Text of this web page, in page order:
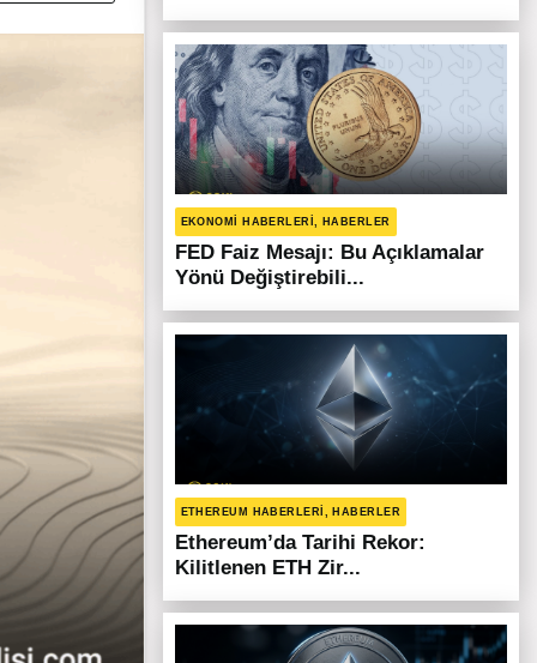
EKONOMI HABERLERI, HABERLER
FED Faiz Mesajı: Bu Açıklamalar
Yönü Değiştirebili...
ETHEREUM HABERLERI, HABERLER
Ethereum’da Tarihi Rekor:
Kilitlenen ETH Zir...